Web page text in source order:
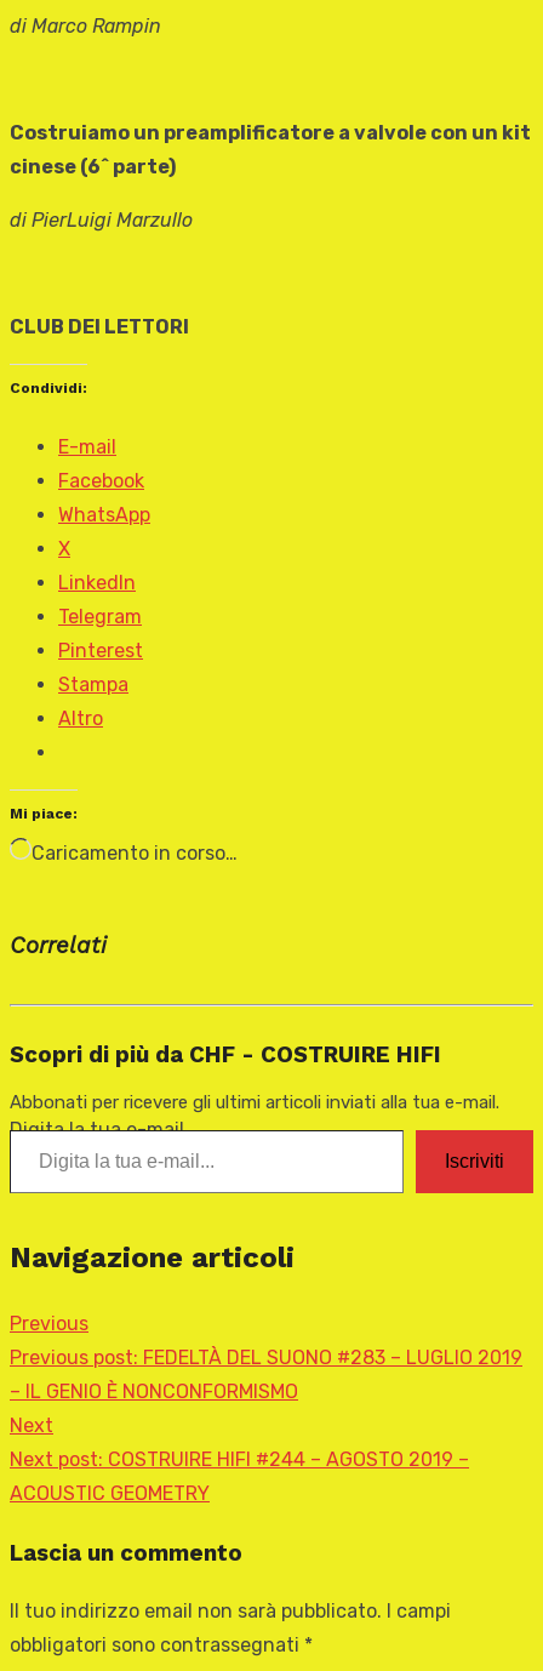
di Marco Rampin
Costruiamo un preamplificatore a valvole con un kit
cinese (6^ parte)
di PierLuigi Marzullo
CLUB DEI LETTORI
Condividi:
E-mail
Facebook
WhatsApp
X
LinkedIn
Telegram
Pinterest
Stampa
Altro
Mi piace:
Caricamento in corso…
Correlati
Scopri di più da CHF - COSTRUIRE HIFI
Abbonati per ricevere gli ultimi articoli inviati alla tua e-mail.
Digita la tua e-mail...
Iscriviti
Navigazione articoli
Previous
Previous post: FEDELTÀ DEL SUONO #283 – LUGLIO 2019
– IL GENIO È NONCONFORMISMO
Next
Next post: COSTRUIRE HIFI #244 – AGOSTO 2019 –
ACOUSTIC GEOMETRY
Lascia un commento
Il tuo indirizzo email non sarà pubblicato.
I campi
obbligatori sono contrassegnati *